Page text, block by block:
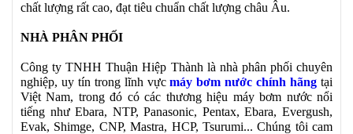
chất lượng rất cao, đạt tiêu chuẩn chất lượng châu Âu.
NHÀ PHÂN PHỐI
Công ty TNHH Thuận Hiệp Thành là nhà phân phối chuyên
nghiệp, uy tín trong lĩnh vựcmáy bơm nước chính hãng tại
Việt Nam, trong đó có các thương hiệu máy bơm nước nổi
tiếng như Ebara, NTP, Panasonic, Pentax, Ebara, Evergush,
Evak, Shimge, CNP, Mastra, HCP, Tsurumi... Chúng tôi cam